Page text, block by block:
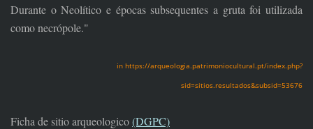
Durante o Neolítico e épocas subsequentes a gruta foi utilizada
como necrópole."
in https://arqueologia.patrimoniocultural.pt/index.php?
sid=sitios.resultados&subsid=53676
Ficha de sitio arqueologico(DGPC)